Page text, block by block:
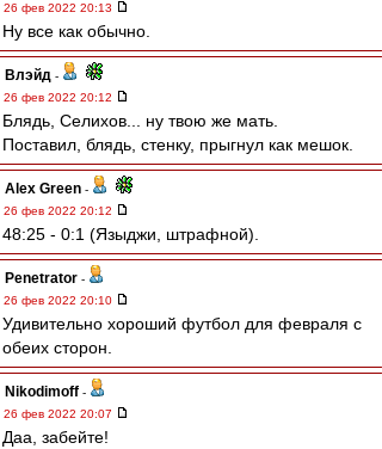
26 фев 2022 20:13
Ну все как обычно.
Влэйд -
26 фев 2022 20:12
Блядь, Селихов... ну твою же мать.
Поставил, блядь, стенку, прыгнул как мешок.
Alex Green -
26 фев 2022 20:12
48:25 - 0:1 (Языджи, штрафной).
Penetrator -
26 фев 2022 20:10
Удивительно хороший футбол для февраля с
обеих сторон.
Nikodimoff -
26 фев 2022 20:07
Даа, забейте!